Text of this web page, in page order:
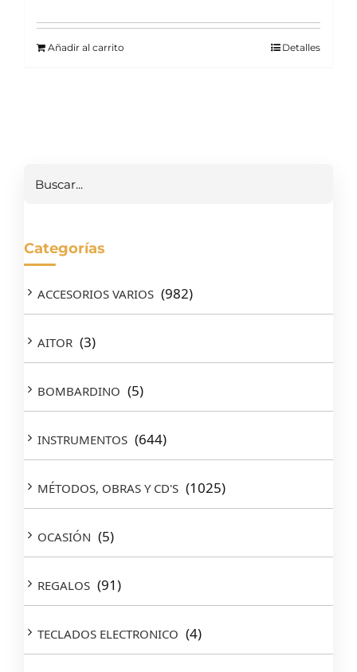
Añadir al carrito Detalles
Categorías
ACCESORIOS VARIOS (982)
AITOR (3)
BOMBARDINO (5)
INSTRUMENTOS (644)
MÉTODOS, OBRAS Y CD'S (1025)
OCASIÓN (5)
REGALOS (91)
TECLADOS ELECTRONICO (4)